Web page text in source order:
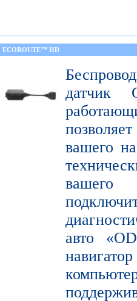
ECOROUTE™ HD
датчик
вашего
вашего
авто